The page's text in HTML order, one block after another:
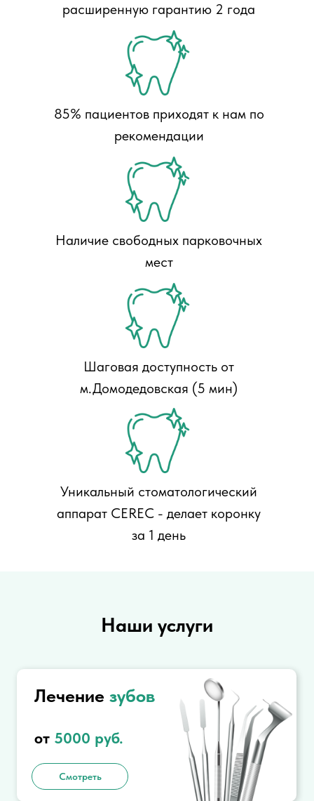
расширенную гарантию 2 года
85% пациентов приходят к нам по
рекомендации
Наличие свободных парковочных
мест
Уникальный стоматологический
аппарат CEREC - делает коронку
за 1 день
Шаговая доступность от
м.Домодедовская (5 мин)
Наши услуги
Лечение зубов
от 5000 руб.
Смотреть